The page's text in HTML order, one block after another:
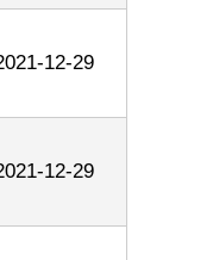
12-29
12-29